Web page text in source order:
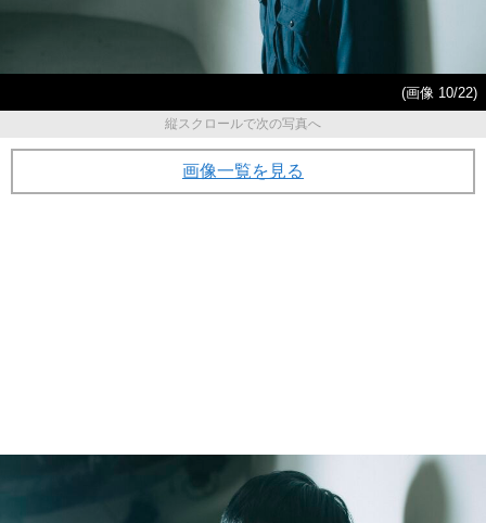
(画像 10/22)
縦スクロールで次の写真へ
画像一覧を見る